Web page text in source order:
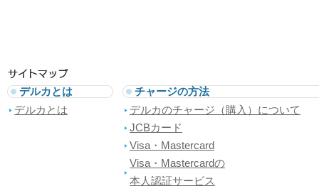
デルカとは
デルカとは
チャージの方法
デルカのチャージ（購入）について
JCBカード
Visa・Mastercard
Visa・Mastercardの
本人認証サービス